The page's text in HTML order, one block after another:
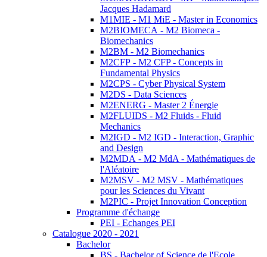
Jacques Hadamard
M1MIE - M1 MiE - Master in Economics
M2BIOMECA - M2 Biomeca -
Biomechanics
M2BM - M2 Biomechanics
M2CFP - M2 CFP - Concepts in
Fundamental Physics
M2CPS - Cyber Physical System
M2DS - Data Sciences
M2ENERG - Master 2 Énergie
M2FLUIDS - M2 Fluids - Fluid
Mechanics
M2IGD - M2 IGD - Interaction, Graphic
and Design
M2MDA - M2 MdA - Mathématiques de
l'Aléatoire
M2MSV - M2 MSV - Mathématiques
pour les Sciences du Vivant
M2PIC - Projet Innovation Conception
Programme d'échange
PEI - Echanges PEI
Catalogue 2020 - 2021
Bachelor
BS - Bachelor of Science de l'Ecole